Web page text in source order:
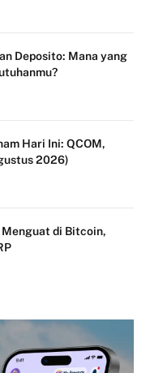
Deposito: Mana yang
Hari Ini: QCOM,
2026)
di Bitcoin,